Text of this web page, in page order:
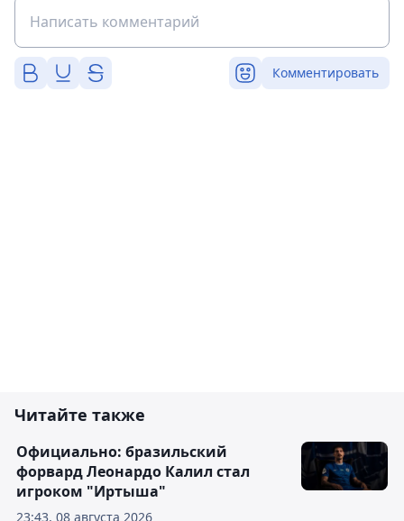
Комментировать
Читайте также
23:43, 08 августа 2026
Официально: бразильский
форвард Леонардо Калил стал
игроком "Иртыша"